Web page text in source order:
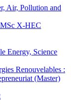
Air, Pollution and
X-HEC
Energy, Science
Renouvelables :
(Master)